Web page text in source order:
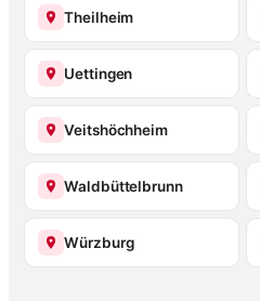
Theilheim
Uettingen
Veitshöchheim
Waldbüttelbrunn
Würzburg